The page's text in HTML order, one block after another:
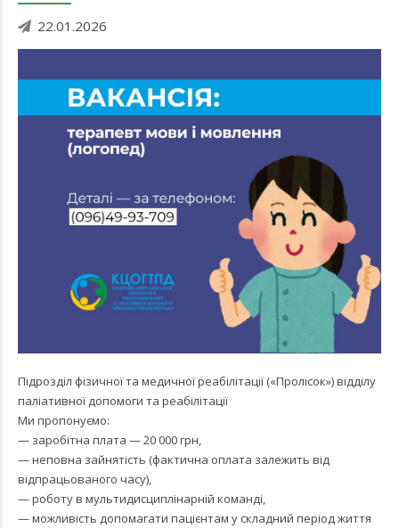
22.01.2026
Підрозділ фізичної та медичної реабілітації («Пролісок») відділу
паліативної допомоги та реабілітації
Ми пропонуємо:
— заробітна плата — 20 000 грн,
— неповна зайнятість (фактична оплата залежить від
відпрацьованого часу),
— роботу в мультидисциплінарній команді,
— можливість допомагати пацієнтам у складний період життя